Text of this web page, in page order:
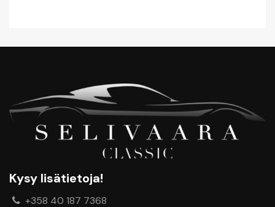
Puhdistusharja 23, Karkea Mm
29,00€
Finixa Sanding Guide 400 Ml
14,00 €
Kysy lisätietoja!
+358 40 187 7368